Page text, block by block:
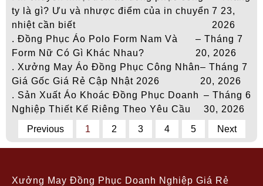
ty là gì? Ưu và nhược điểm của in chuyển
nhiệt cần biết
7 23,
2026
. Đồng Phục Áo Polo Form Nam Và
Form Nữ Có Gì Khác Nhau?
– Tháng 7
20, 2026
. Xưởng May Áo Đồng Phục Công Nhân
Giá Gốc Giá Rẻ Cập Nhật 2026
– Tháng 7
20, 2026
. Sản Xuất Áo Khoác Đồng Phục Doanh
Nghiệp Thiết Kế Riêng Theo Yêu Cầu
– Tháng 6
30, 2026
Previous
1 2 3 4 5 Next
Xưởng May Đồng Phục Doanh Nghiệp Giá Rẻ